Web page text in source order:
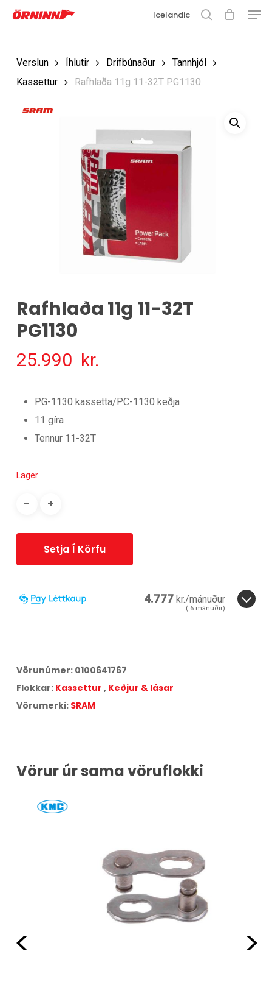
Fara
Icelandic
Verslun Íhlutir Drifbúnaður
Tannhjól
Kassettur
Rafhlaða 11g 11-32T PG1130
Rafhlaða 11g 11-32T
PG1130
25.990 kr.
PG-1130 kassetta/PC-1130 keðja
11 gíra
Tennur 11-32T
Lager
Setja Í Körfu
4.777 kr./mánuður
( 6 mánuðir)
Miðað við greiðslur á17,25% vöxtum.
Árleg hlutfallstala kostnaður:42,75%.
Heildarkostnaður:28.661
Vörunúmer: 0100641767
Flokkar: Kassettur , Keðjur & lásar
Vörumerki: SRAM
Vörur úr sama vöruflokki